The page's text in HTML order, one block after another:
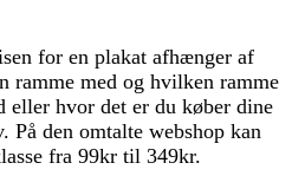
for en plakat afhænger af
ramme med og hvilken ramme
eller hvor det er du køber dine
På den omtalte webshop kan
fra 99kr til 349kr.